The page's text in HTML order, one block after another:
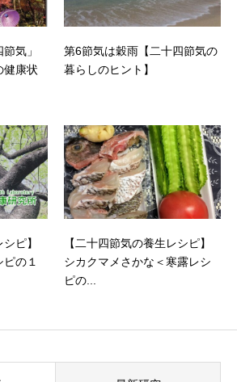
気」
健康状
第6節気は穀雨【二十四節気の
暮らしのヒント】
ピ】
の１
【二十四節気の養生レシピ】
シカクマメさかな＜寒露レシ
ピの...